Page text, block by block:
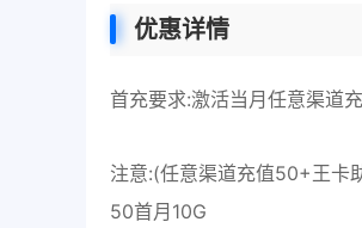
优惠详情
首充要求:激活当月任意渠道
注意:(任意渠道充值50+王卡
50首月10G